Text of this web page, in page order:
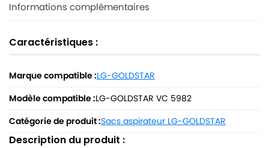
Informations complémentaires
Caractéristiques :
Marque compatible :LG-GOLDSTAR
Modèle compatible :LG-GOLDSTAR VC 5982
Catégorie de produit :Sacs aspirateur LG-GOLDSTAR
Description du produit :